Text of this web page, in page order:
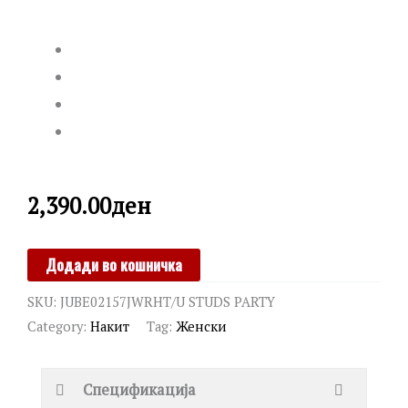
2,390.00ден
GUESS
Додади во кошничка
SKU: JUBE02157JWRHT/U STUDS PARTY
Category: Накит Tag: Женски
Спецификација